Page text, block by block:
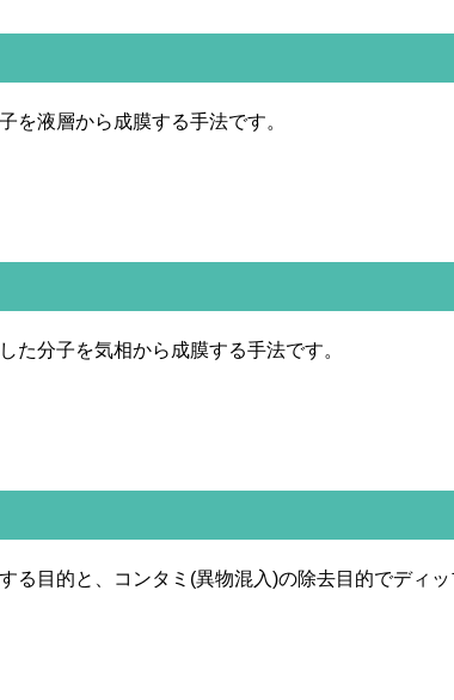
を液層から成膜する手法です。
た分子を気相から成膜する手法です。
る目的と、コンタミ(異物混入)の除去目的でディッ